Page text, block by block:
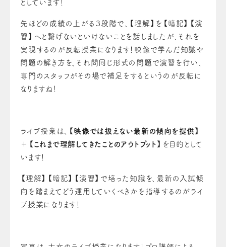
としています！
先ほどの成績の上がる３段階で、【理解】を【暗記】【演
習】へと繋げないといけないことを話しましたが、それを
実現するのが反転授業になります！映像で学んだ知識や
問題の解き方を、それ問同じ形式の問題で演習を行い、
専門のスタッフがその場で補足をするというのが反転に
なりますね！
ライブ授業は、 【 映像では扱えない最新の傾向を提供 】
＋【 これまで理解してきたことのアウトプット 】 を目的として
います！
【理解】【暗記】【演習】で培った知識を、最新の入試傾
向を踏まえてどう運用していくべきかを指導するのがライ
ブ授業になります！